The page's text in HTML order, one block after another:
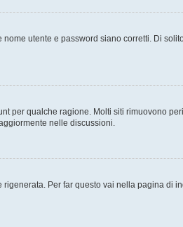
utente e password siano corretti. Di
per qualche ragione. Molti siti rimuovono
nelle discussioni.
Per far questo vai nella pagina di